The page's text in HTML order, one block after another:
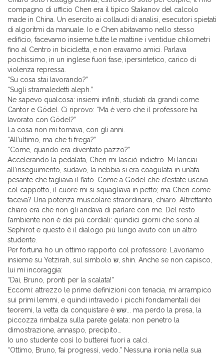
compagno di ufficio Chen era il tipico Stakanov del calcolo
made in China. Un esercito ai collaudi di analisi, esecutori spietati
di algoritmi da manuale. Io e Chen abitavamo nello stesso
edificio, facevamo insieme tutte le mattine i ventidue chilometri
fino al Centro in bicicletta, e non eravamo amici. Parlava
pochissimo, in un inglese fuori fase, ipersintetico, carico di
violenza repressa.
“Su cosa stai lavorando?”
“Sugli stramaledetti aleph.”
Ne sapevo qualcosa: insiemi infiniti, studiati da grandi come
Cantor e Gödel. Ci riprovo: “Ma è vero che il professore ha
lavorato con Gödel?”
La cosa non mi tornava, con gli anni.
“All’ultimo, ma che ti frega?”
“Come, quando era diventato pazzo?”
Accelerando la pedalata, Chen mi lasciò indietro. Mi lanciai
all’inseguimento, sudavo, la nebbia si era coagulata in un’afa
pesante che tagliava il fiato. Come a Gödel che d’estate usciva
col cappotto, il cuore mi si squagliava in petto; ma Chen come
faceva? Una potenza muscolare straordinaria, chiaro. Altrettanto
chiaro era che non gli andava di parlare con me. Del resto
l’ambiente non è dei più cordiali: quindici giorni che sono al
Sephirot e questo è il dialogo più lungo avuto con un altro
studente.
Per fortuna ho un ottimo rapporto col professore. Lavoriamo
insieme su Yetzirah, sul simbolo ש, shin. Anche se non capisco,
lui mi incoraggia:
“Dai, Bruno, pronti per la scalata!”
Eccomi: attrezzo le prime definizioni con tenacia, mi arrampico
sui primi lemmi, e quindi intravedo i picchi fondamentali dei
teoremi, la vetta da conquistare è שש... ma perdo la presa, la
piccozza rimbalza sulla parete gelata: non penetro la
dimostrazione, annaspo, precipito…
Io uno studente così lo butterei fuori a calci.
“Ottimo, Bruno, fai progressi, vedo.” Nessuna ironia nella sua